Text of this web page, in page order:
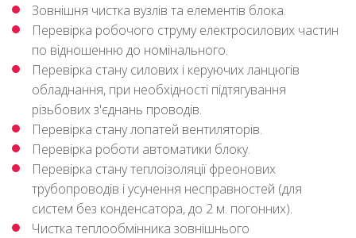
Зовнішня чистка вузлів та елементів блока.
Перевірка робочого струму електросилових частин
по відношенню до номінального.
Перевірка стану силових і керуючих ланцюгів
обладнання, при необхідності підтягування
різьбових з'єднань проводів.
Перевірка стану лопатей вентиляторів.
Перевірка роботи автоматики блоку.
Перевірка стану теплоізоляції фреонових
трубопроводів і усунення несправностей (для
систем без конденсатора, до 2 м. погонних).
Чистка теплообмінника зовнішнього